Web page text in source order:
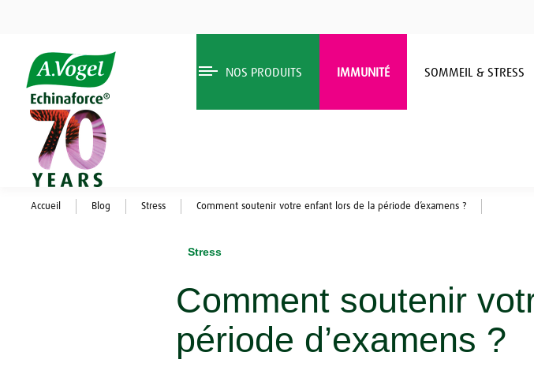
NOS PRODUITS IMMUNITÉ SOMMEIL & STRESS
Accueil Blog Stress Comment soutenir votre enfant lors de la période d’examens ?
Stress
Comment soutenir
période d’examens ?